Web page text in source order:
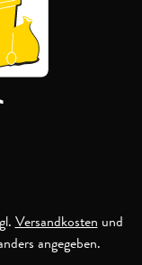
Versandkostenund
angegeben.